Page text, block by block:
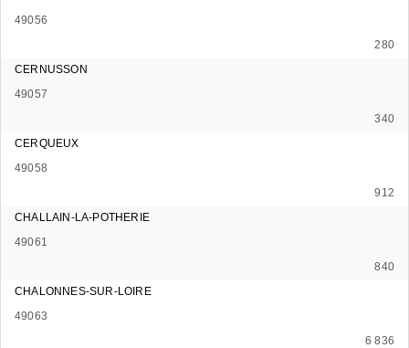
49056
280
CERNUSSON
49057
340
CERQUEUX
49058
912
CHALLAIN-LA-POTHERIE
49061
840
CHALONNES-SUR-LOIRE
49063
6 836